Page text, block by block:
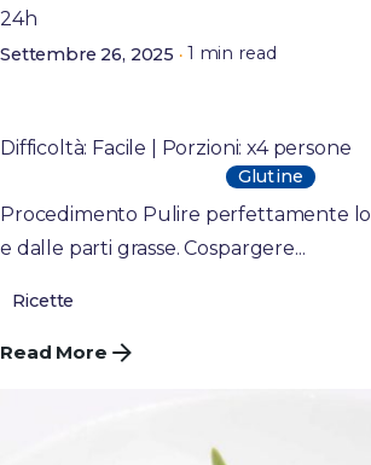
24h
Settembre 26, 2025 1 min read
Difficoltà: Facile | Porzioni: x4 persone
Glutine
Procedimento Pulire perfettamente
e dalle parti grasse. Cospargere...
Ricette
Read More